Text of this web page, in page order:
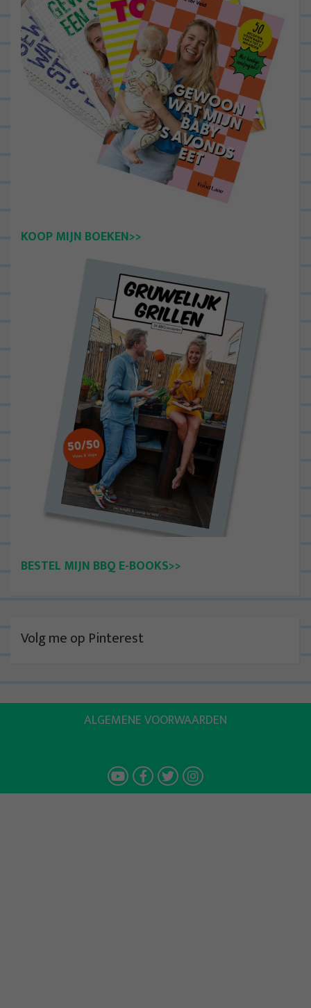
KOOP MIJN BOEKEN>>
BESTEL MIJN BBQ E-BOOKS>>
Volg me op Pinterest
ALGEMENE VOORWAARDEN